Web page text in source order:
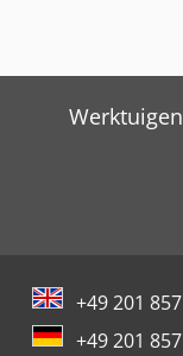
+49 201
+49 201